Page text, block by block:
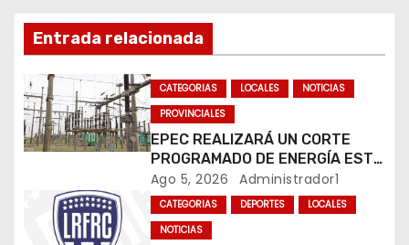
ó
n
d
e
Entrada relacionada
CATEGORIAS LOCALES
NOTICIAS
PROVINCIALES
EPEC REALIZARÁ UN CORTE
PROGRAMADO DE ENERGÍA ESTE
JUEVES EN RÍO CUARTO
Ago 5, 2026 Administrador1
CATEGORIAS DEPORTES
LOCALES
NOTICIAS